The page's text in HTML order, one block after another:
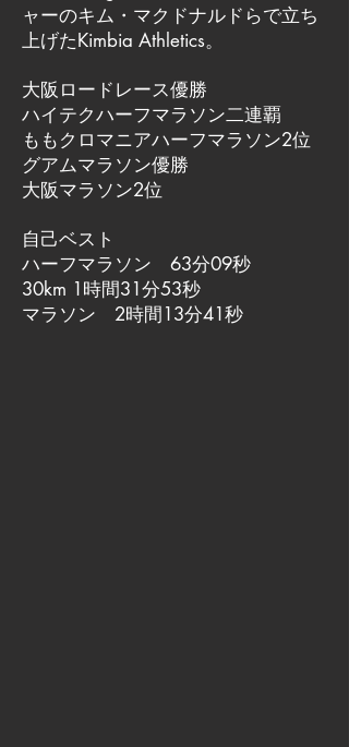
ャーのキム・マクドナルドらで立ち
上げたKimbia Athletics。
大阪ロードレース優勝
ハイテクハーフマラソン二連覇
ももクロマニアハーフマラソン2位
グアムマラソン優勝
大阪マラソン2位
自己ベスト
ハーフマラソン 63分09秒
30km 1時間31分53秒
マラソン 2時間13分41秒